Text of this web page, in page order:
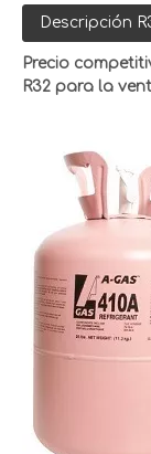
Descripción
Precio
R32 para la